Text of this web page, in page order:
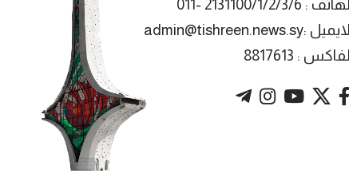
الهاتف : 2131100/1/2/3/6 -011
الايميل :admin@tishreen.news.sy
الفاكس : 8817613